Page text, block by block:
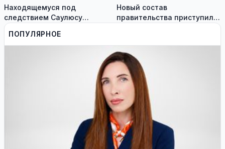
Находящемуся под
следствием Саулюсу
Сквернялису временно
разрешили выехать за
границу
Новый состав
правительства приступил к
ПОПУЛЯРНОЕ